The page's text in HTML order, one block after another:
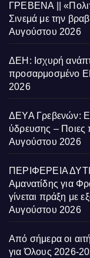
ΓΡΕΒΕΝΑ ||
Σινεμά με την
Αυγούστου 2026
ΔΕΗ: Ισχυρή
προσαρμοσμένο
2026
ΔΕΥΑ Γρεβενών:
ύδρευσης – Ποιες
Αυγούστου 2026
ΠΕΡΙΦΕΡΕΙΑ
Αμανατίδης για
γίνεται πράξη με
Αυγούστου 2026
Από σήμερα οι
για Όλους 2026-